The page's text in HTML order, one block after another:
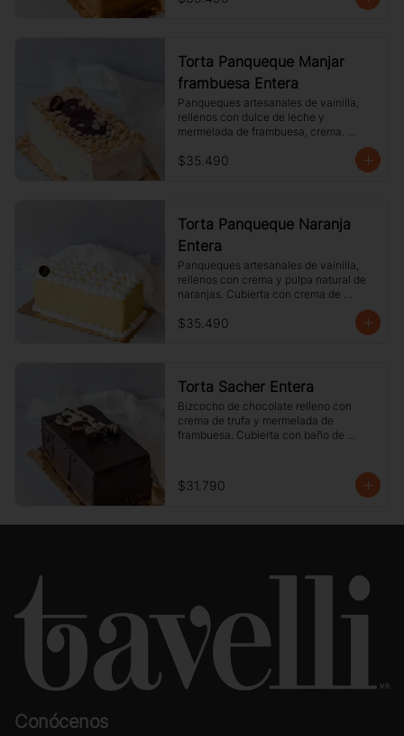
Torta Panqueque Manjar
frambuesa Entera
Panqueques artesanales de vainilla,
rellenos con dulce de leche y
mermelada de frambuesa, crema.
almendras laminadas tostadas.
$35.490
Torta Panqueque Naranja
Entera
Panqueques artesanales de vainilla,
rellenos con crema y pulpa natural de
naranjas. Cubierta con crema de
$35.490
Torta Sacher Entera
Bizcocho de chocolate relleno con
crema de trufa y mermelada de
frambuesa. Cubierta con baño de
$31.790
Conócenos